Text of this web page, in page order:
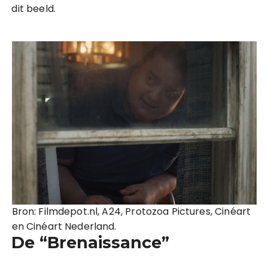
dit beeld.
Bron: Filmdepot.nl, A24, Protozoa Pictures, Cinéart
en Cinéart Nederland.
De “Brenaissance”